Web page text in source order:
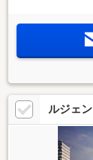
ルジェ